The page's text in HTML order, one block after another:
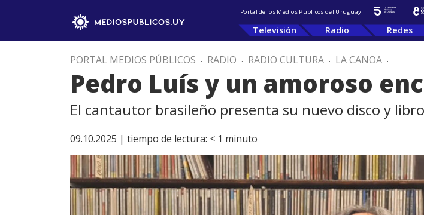
Portal de los Medios Públicos del Uruguay
Televisión Radio Redes
PORTAL MEDIOS PÚBLICOS . RADIO . RADIO CULTURA . LA CANOA .
Pedro Luís y un amoroso
El cantautor brasileño presenta su nuevo disco y
09.10.2025 | tiempo de lectura: < 1 minuto